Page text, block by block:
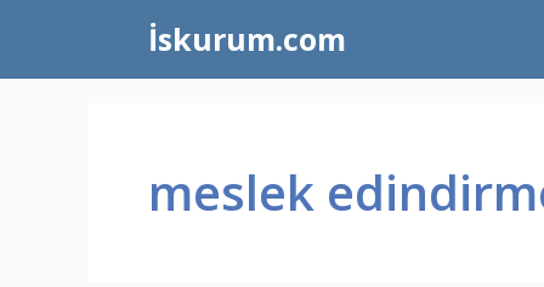
İskurum.com
meslek